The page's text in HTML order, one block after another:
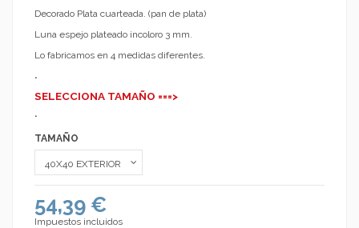
Decorado Plata cuarteada. (pan de plata)
Luna espejo plateado incoloro 3 mm.
Lo fabricamos en 4 medidas diferentes.
.
SELECCIONA TAMAÑO ===>
.
TAMAÑO
54,39 €
Impuestos incluidos